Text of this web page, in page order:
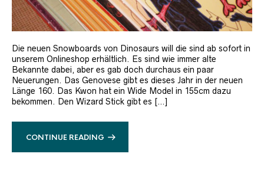
Die neuen Snowboards von Dinosaurs will die sind ab sofort in
unserem Onlineshop erhältlich. Es sind wie immer alte
Bekannte dabei, aber es gab doch durchaus ein paar
Neuerungen. Das Genovese gibt es dieses Jahr in der neuen
Länge 160. Das Kwon hat ein Wide Model in 155cm dazu
bekommen. Den Wizard Stick gibt es […]
CONTINUE READING